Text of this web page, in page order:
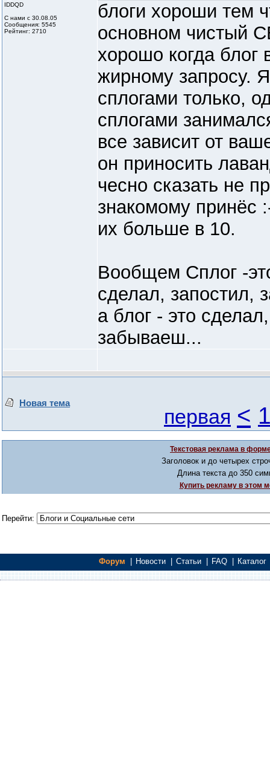
IDDQD
С нами с 30.08.05
Сообщения: 5545
Рейтинг: 2710
блоги хороши тем
основном чистый
хорошо когда блог
жирному запросу.
сплогами только,
сплогами
все зависит от
он приносить
чесно сказать не
знакомому принёс
их больше в 10.
Вообщем Сплог -
сделал, запостил,
а блог - это
забываеш...
Новая тема
первая <
Текстовая реклама в
Заголовок и до четырех
Длина текста до 350
Купить рекламу в этом
Перейти:
Форум Новости Статьи FAQ Каталог